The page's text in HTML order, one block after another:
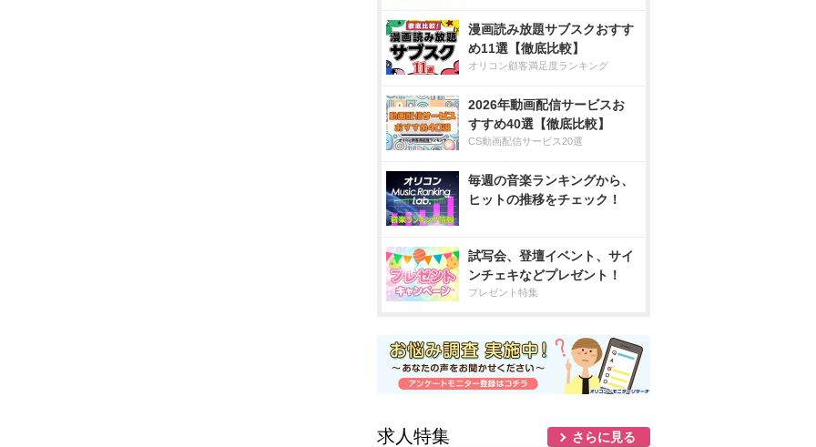
漫画読み放題サブスクおすす
め11選【徹底比較】
オリコン顧客満足度ランキング
2026年動画配信サービスお
すすめ40選【徹底比較】
CS動画配信サービス20選
毎週の音楽ランキングから、
ヒットの推移をチェック！
試写会、登壇イベント、サイ
ンチェキなどプレゼント！
プレゼント特集
求人特集 さらに見る